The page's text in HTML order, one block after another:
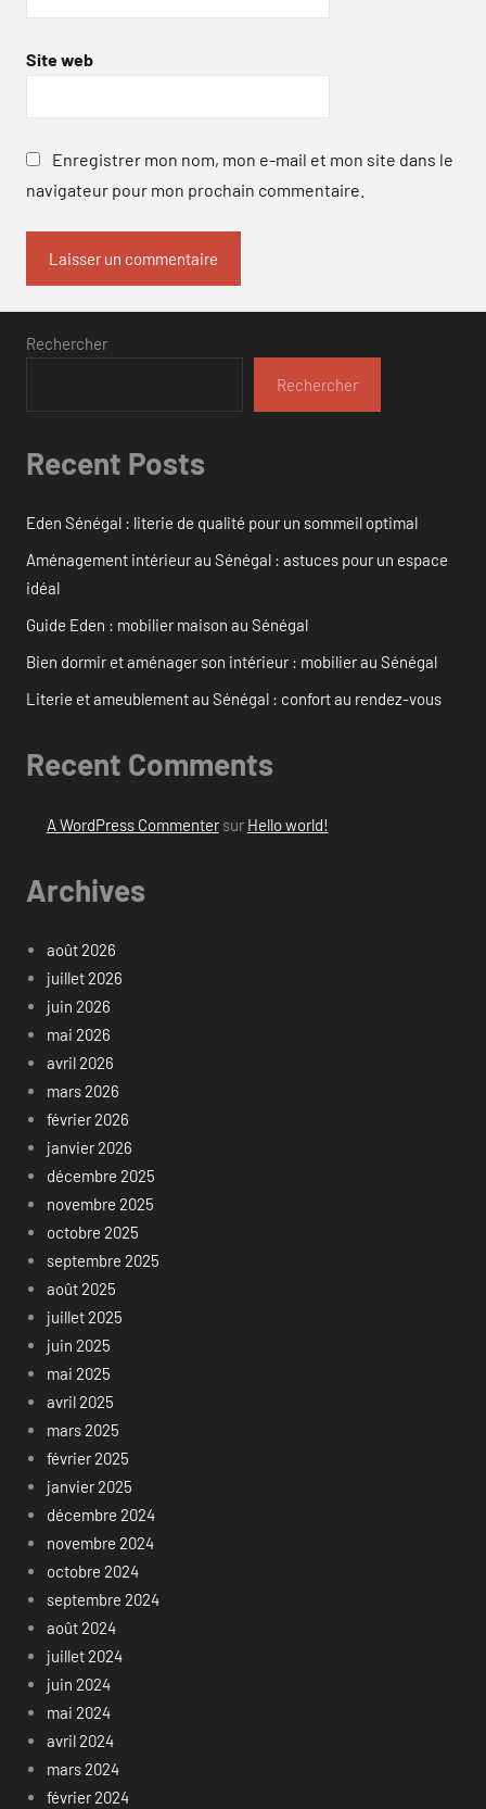
Site web
Enregistrer mon nom, mon e-mail et mon site dans le
navigateur pour mon prochain commentaire.
Rechercher
Rechercher
Recent Posts
Eden Sénégal : literie de qualité pour un sommeil optimal
Aménagement intérieur au Sénégal : astuces pour un espace
idéal
Guide Eden : mobilier maison au Sénégal
Bien dormir et aménager son intérieur : mobilier au Sénégal
Literie et ameublement au Sénégal : confort au rendez-vous
Recent Comments
A WordPress Commentersur Hello world!
Archives
août 2026
juillet 2026
juin 2026
mai 2026
avril 2026
mars 2026
février 2026
janvier 2026
décembre 2025
novembre 2025
octobre 2025
septembre 2025
août 2025
juillet 2025
juin 2025
mai 2025
avril 2025
mars 2025
février 2025
janvier 2025
décembre 2024
novembre 2024
octobre 2024
septembre 2024
août 2024
juillet 2024
juin 2024
mai 2024
avril 2024
mars 2024
février 2024